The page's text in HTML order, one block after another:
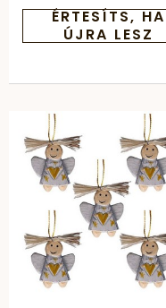
ÉRTESÍTS, HA
ÚJRA LESZ